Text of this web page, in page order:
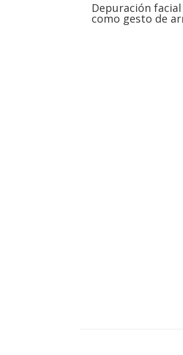
Depuración
como gesto de